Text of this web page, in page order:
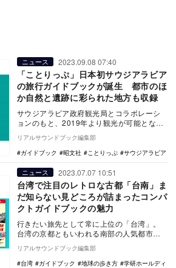
ニュース 2023.09.08 07:40
「ことりっぷ」日本初サウジアラビア
の旅行ガイドブックが誕生 都市のほ
か自然と遺跡に彩られた地方も収録
サウジアラビア政府観光局とコラボレーシ
ョンのもと、2019年より観光が可能となっ
た今注目の国、サウジアラビアに関する日
本初の本格…
リアルサウンドブック編集部
ガイドブック
昭文社 ことりっぷ サウジアラビア
ニュース 2023.07.07 10:51
台湾で注目のレトロな古都「台南」ま
だ知らない見どころが詰まったコンパ
クトガイドブックの魅力
行きたい旅先として常に上位の「台湾」。
台湾の京都ともいわれる南部の人気都市
「台南」の新刊ガイドブックが「地球の歩
き方 Plat（…
リアルサウンドブック編集部
台湾
ガイドブック 地球の歩き方
学研ホールディ